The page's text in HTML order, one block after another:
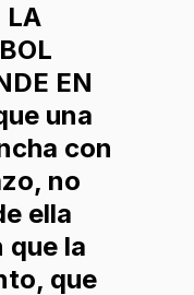
LA
EN
una
con
no
ella
que la
que